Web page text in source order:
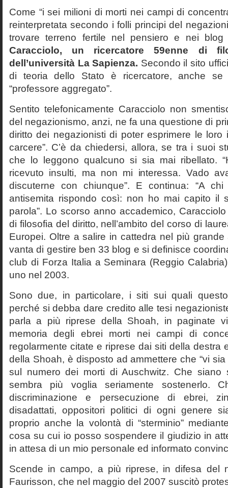
Come “i sei milioni di morti nei campi di
reinterpretata secondo i folli principi del
trovare terreno fertile nel pensiero e nei
Caracciolo, un ricercatore 59enne di
dell’università La Sapienza. Secondo il sito
di teoria dello Stato è ricercatore, anche
“professore aggregato”.
Sentito telefonicamente Caracciolo non
del negazionismo, anzi, ne fa una questione di
diritto dei negazionisti di poter esprimere le loro
carcere”. C’è da chiedersi, allora, se tra i suoi
che lo leggono qualcuno si sia mai ribellato.
ricevuto insulti, ma non mi interessa. Vado
discuterne con chiunque”. E continua: “A
antisemita rispondo così: non ho mai capito il
parola”. Lo scorso anno accademico,
di filosofia del diritto, nell’ambito del corso di
Europei. Oltre a salire in cattedra nel più grande
vanta di gestire ben 33 blog e si definisce
club di Forza Italia a Seminara (Reggio
uno nel 2003.
Sono due, in particolare, i siti sui quali
perché si debba dare credito alle tesi
parla a più riprese della Shoah, in paginate
memoria degli ebrei morti nei campi di
regolarmente citate e riprese dai siti della destra
della Shoah, è disposto ad ammettere che “vi
sul numero dei morti di Auschwitz. Che siano
sembra più voglia seriamente sostenerlo.
discriminazione e persecuzione di ebrei,
disadattati, oppositori politici di ogni genere
proprio anche la volontà di “sterminio”
cosa su cui io posso sospendere il giudizio in
in attesa di un mio personale ed informato
Scende in campo, a più riprese, in difesa del
Faurisson, che nel maggio del 2007 suscitò